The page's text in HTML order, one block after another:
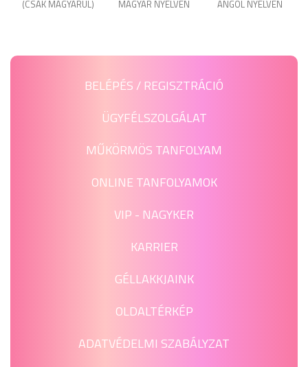
(CSAK MAGYARUL)
MAGYAR NYELVEN
ANGOL NYELVEN
BELÉPÉS / REGISZTRÁCIÓ
ÜGYFÉLSZOLGÁLAT
MŰKÖRMÖS TANFOLYAM
ONLINE TANFOLYAMOK
VIP - NAGYKER
KARRIER
GÉLLAKKJAINK
OLDALTÉRKÉP
ADATVÉDELMI SZABÁLYZAT